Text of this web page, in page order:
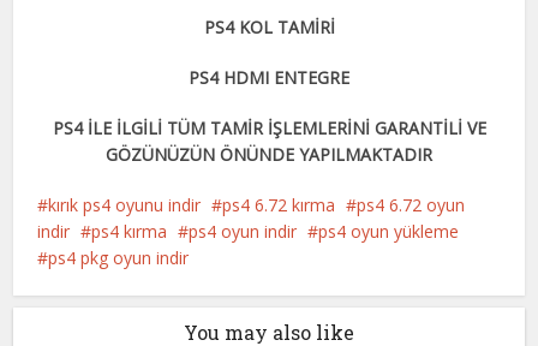
PS4 KOL TAMİRİ
PS4 HDMI ENTEGRE
PS4 İLE İLGİLİ TÜM TAMİR İŞLEMLERİNİ GARANTİLİ VE
GÖZÜNÜZÜN ÖNÜNDE YAPILMAKTADIR
kırık ps4 oyunu indir ps4 6.72 kırma
ps4 6.72 oyun
indir
ps4 kırma ps4 oyun indir
ps4 oyun yükleme
ps4 pkg oyun indir
You may also like